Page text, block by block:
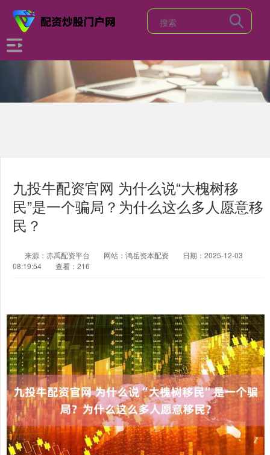
九投牛配资官网 为什么说“大槐树移
民”是一个骗局？为什么这么多人愿意移
民？
来源：赤禹配资平台 网站：鸿岳资本配资
日期：2025-12-03
08:19:54
查看：216